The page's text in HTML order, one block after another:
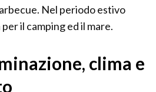
Nel periodo estivo
il camping ed il mare.
clima e